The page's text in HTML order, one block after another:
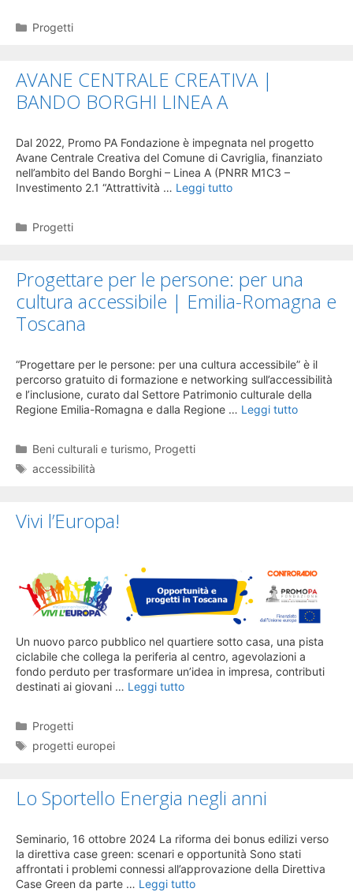
Categorie
Progetti
AVANE CENTRALE CREATIVA |
BANDO BORGHI LINEA A
Dal 2022, Promo PA Fondazione è impegnata nel progetto
Avane Centrale Creativa del Comune di Cavriglia, finanziato
nell’ambito del Bando Borghi – Linea A (PNRR M1C3 –
Investimento 2.1 “Attrattività … Leggi tutto
Categorie
Progetti
Progettare per le persone: per una
cultura accessibile | Emilia-Romagna e
Toscana
“Progettare per le persone: per una cultura accessibile” è il
percorso gratuito di formazione e networking sull’accessibilità
e l’inclusione, curato dal Settore Patrimonio culturale della
Regione Emilia-Romagna e dalla Regione … Leggi tutto
Categorie
Beni culturali e turismo, Progetti
Tag
accessibilità
Vivi l’Europa!
Un nuovo parco pubblico nel quartiere sotto casa, una pista
ciclabile che collega la periferia al centro, agevolazioni a
fondo perduto per trasformare un’idea in impresa, contributi
destinati ai giovani … Leggi tutto
Categorie
Progetti
Tag
progetti europei
Lo Sportello Energia negli anni
Seminario, 16 ottobre 2024 La riforma dei bonus edilizi verso
la direttiva case green: scenari e opportunità Sono stati
affrontati i problemi connessi all’approvazione della Direttiva
Case Green da parte … Leggi tutto